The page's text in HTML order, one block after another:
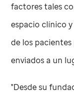
factores tales
espacio clínico
de los
enviados a un
"Desde su